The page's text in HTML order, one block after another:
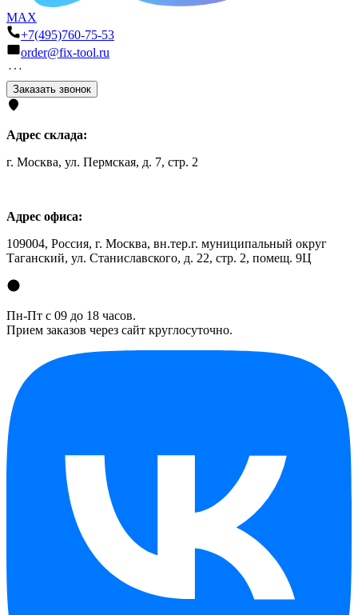
MAX
+7(495)760-75-53
order@fix-tool.ru
Заказать звонок
Адрес склада:
г. Москва, ул. Пермская, д. 7, стр. 2
Адрес офиса:
109004, Россия, г. Москва, вн.тер.г. муниципальный округ
Таганский, ул. Станиславского, д. 22, стр. 2, помещ. 9Ц
Пн-Пт с 09 до 18 часов.
Прием заказов через сайт круглосуточно.